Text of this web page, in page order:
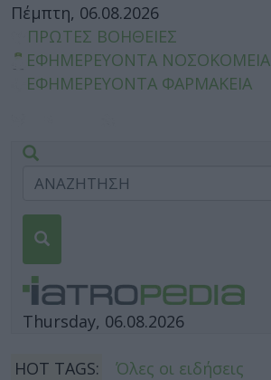
Πέμπτη, 06.08.2026
ΠΡΩΤΕΣ ΒΟΗΘΕΙΕΣ
ΕΦΗΜΕΡΕΥΟΝΤΑ ΝΟΣΟΚΟΜΕΙΑ
ΕΦΗΜΕΡΕΥΟΝΤΑ ΦΑΡΜΑΚΕΙΑ
Thursday, 06.08.2026
HOT TAGS:
Όλες οι ειδήσεις